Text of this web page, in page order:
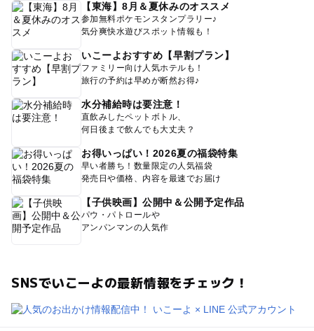
【東海】8月＆夏休みのオススメ
参加無料ポケモンスタンプラリー♪
気分爽快水遊びスポット情報も！
いこーよおすすめ【早割プラン】
ファミリー向け人気ホテルも！
旅行の予約は早めが断然お得♪
水分補給時は要注意！
直飲みしたペットボトル、
何日後まで飲んでも大丈夫？
お得いっぱい！2026夏の福袋特集
早い者勝ち！数量限定の人気福袋
発売日や価格、内容を最速でお届け
【子供映画】公開中＆公開予定作品
パウ・パトロールや
アンパンマンの人気作
SNSでいこーよの最新情報をチェック！